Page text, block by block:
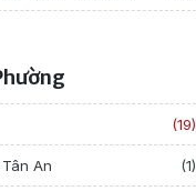
(19)
An (1)